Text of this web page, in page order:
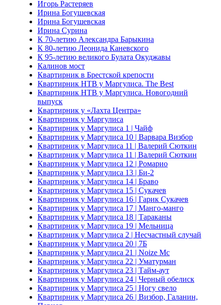
Игорь Растеряев
Ирина Богушевская
Ирина Богушевская
Ирина Сурина
К 70-летию Александра Барыкина
К 80-летию Леонида Каневского
К 95-летию великого Булата Окуджавы
Калинов мост
Квартирник в Брестской крепости
Квартирник НТВ у Маргулиса. The Best
Квартирник НТВ у Маргулиса. Новогодний
выпуск
Квартирник у «Лахта Центра»
Квартирник у Маргулиса
Квартирник у Маргулиса 1 | Чайф
Квартирник у Маргулиса 10 | Варвара Визбор
Квартирник у Маргулиса 11 | Валерий Сюткин
Квартирник у Маргулиса 11 | Валерий Сюткин
Квартирник у Маргулиса 12 | Ромарио
Квартирник у Маргулиса 13 | Би-2
Квартирник у Маргулиса 14 | Браво
Квартирник у Маргулиса 15 | Сукачев
Квартирник у Маргулиса 16 | Гарик Сукачев
Квартирник у Маргулиса 17 | Манго-манго
Квартирник у Маргулиса 18 | Тараканы
Квартирник у Маргулиса 19 | Мельница
Квартирник у Маргулиса 2 | Несчастный случай
Квартирник у Маргулиса 20 | 7Б
Квартирник у Маргулиса 21 | Noize Mc
Квартирник у Маргулиса 22 | Уматурман
Квартирник у Маргулиса 23 | Тайм-аут
Квартирник у Маргулиса 24 | Черный обелиск
Квартирник у Маргулиса 25 | Ногу свело
Квартирник у Маргулиса 26 | Визбор, Галанин,